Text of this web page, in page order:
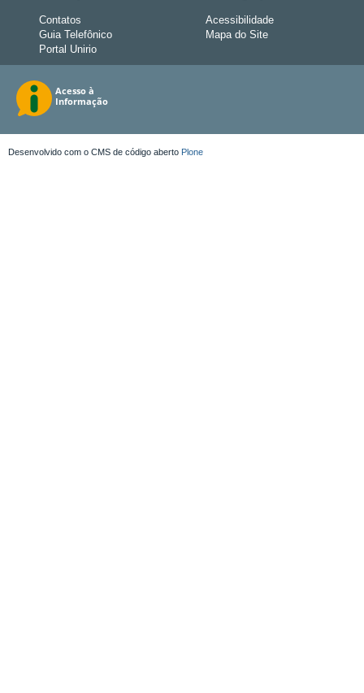
Contatos
Guia Telefônico
Portal Unirio
Acessibilidade
Mapa do Site
Desenvolvido com o CMS de código aberto Plone